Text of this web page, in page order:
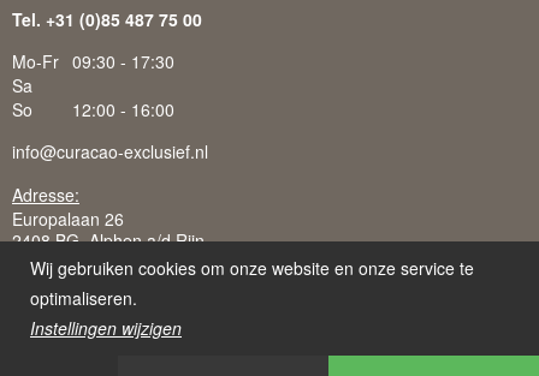
Tel. +31 (0)85 487 75 00
Mo-Fr 09:30 - 17:30
Sa
So
12:00 - 16:00
info@curacao-exclusief.nl
Adresse:
Europalaan 26
2408 BG Alphen a/d Rijn
Curacao-Exclusief is een handelsnaam van Juffermans
Vakantieverhuur B.V., ingeschreven bij K.v.K. te 's-Gravenhage:
Wij gebruiken cookies om onze website en onze service te
optimaliseren.
Instellingen wijzigen